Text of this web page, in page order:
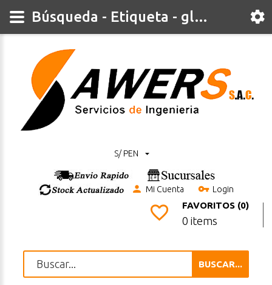
S/ PEN
Mi Cuenta Login
FAVORITOS (0)
0 items
BUSCAR...
Búsqueda - Etiqueta - gl850g